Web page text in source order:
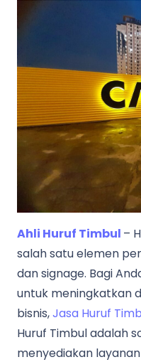
Ahli Huruf Timbul –
salah satu elemen
dan signage. Bagi
untuk meningkatkan
bisnis,Jasa Huruf
Huruf Timbul adalah
menyediakan